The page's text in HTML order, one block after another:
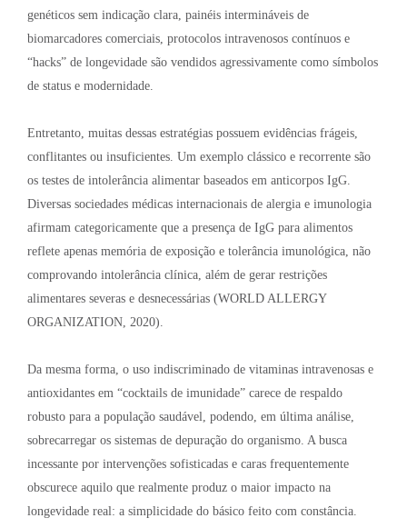
genéticos sem indicação clara, painéis intermináveis de
biomarcadores comerciais, protocolos intravenosos contínuos e
“hacks” de longevidade são vendidos agressivamente como símbolos
de status e modernidade.
Entretanto, muitas dessas estratégias possuem evidências frágeis,
conflitantes ou insuficientes. Um exemplo clássico e recorrente são
os testes de intolerância alimentar baseados em anticorpos IgG.
Diversas sociedades médicas internacionais de alergia e imunologia
afirmam categoricamente que a presença de IgG para alimentos
reflete apenas memória de exposição e tolerância imunológica, não
comprovando intolerância clínica, além de gerar restrições
alimentares severas e desnecessárias (WORLD ALLERGY
ORGANIZATION, 2020).
Da mesma forma, o uso indiscriminado de vitaminas intravenosas e
antioxidantes em “cocktails de imunidade” carece de respaldo
robusto para a população saudável, podendo, em última análise,
sobrecarregar os sistemas de depuração do organismo. A busca
incessante por intervenções sofisticadas e caras frequentemente
obscurece aquilo que realmente produz o maior impacto na
longevidade real: a simplicidade do básico feito com constância.